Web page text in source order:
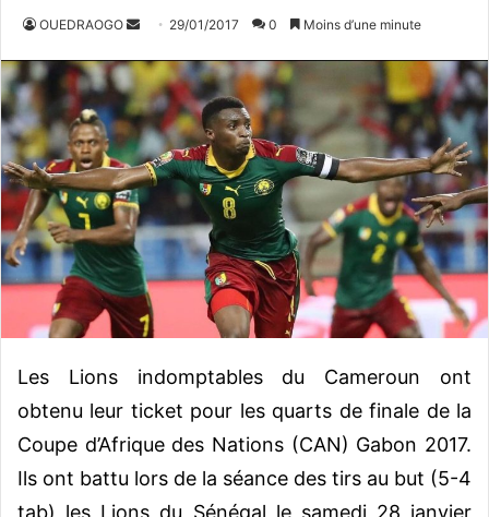
OUEDRAOGO
y
e
r
u
n
c
o
u
r
e
l
29/01/2017 0 Moins d’une minute
Les Lions indomptables du Cameroun ont
obtenu leur ticket pour les quarts de finale de la
Coupe d’Afrique des Nations (CAN) Gabon 2017.
Ils ont battu lors de la séance des tirs au but (5-4
tab) les Lions du Sénégal le samedi 28 janvier